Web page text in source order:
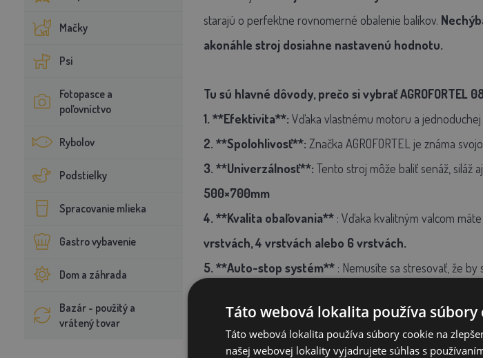
Mačky
Psi
Fotopasce a
poľovníctvo
Rybolov
Podstielky
Spracovanie mlieka
Gastro vybavenie
Dom a záhrada
Bazár - použitý a
vrátený tovar
starajú o perfektne rovnomerné obalenie balíkov.
akonáhle stroj dosiahne nastavenú hodnotu.
Tu sú hlavné dôvody, prečo si vybrať AGROFORTEL
1. **Efektivita**: Vďaka vlastnému motoru a
2. **Spolohlivosť**: Značka AGROFORTEL je známa
3. **Univerzálnosť**: Tento stroj môže baliť senáž, siláž
500×700mm
4. **Kvalita obaľovania** : Vďaka kvalitným valcom
vrstvách, 4 vrstvách alebo 6 vrstvách.
5. **Auto-stop systém** : Nemusíte sa stresovať, že
Spotrebný materiál- ako je napríkladsilážna fólia pre
25 cm. Je dodávaná v roliach s dĺžkou 1500m a
Táto webová lokalita používa súbory
Táto webová lokalita používa súbory cookie na
našej webovej lokality vyjadrujete súhlas s